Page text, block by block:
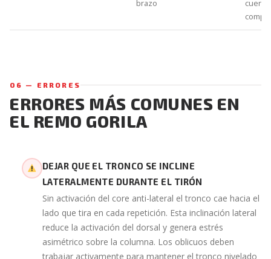
brazo
cuerpo
06 — ERRORES
ERRORES MÁS COMUNES EN
EL REMO GORILA
DEJAR QUE EL TRONCO SE INCLINE
LATERALMENTE DURANTE EL TIRÓN
Sin activación del core anti-lateral el tronco cae hacia el
lado que tira en cada repetición. Esta inclinación lateral
reduce la activación del dorsal y genera estrés
asimétrico sobre la columna. Los oblicuos deben
trabajar activamente para mantener el tronco nivelado